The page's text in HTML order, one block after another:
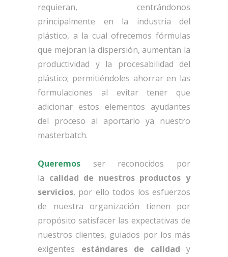
requieran, centrándonos
principalmente en la industria del
plástico, a la cual ofrecemos fórmulas
que mejoran la dispersión, aumentan la
productividad y la procesabilidad del
plástico; permitiéndoles ahorrar en las
formulaciones al evitar tener que
adicionar estos elementos ayudantes
del proceso al aportarlo ya nuestro
masterbatch.
Queremos ser reconocidos por
la calidad de nuestros productos y
servicios, por ello todos los esfuerzos
de nuestra organización tienen por
propósito satisfacer las expectativas de
nuestros clientes, guiados por los más
exigentes estándares de calidad y